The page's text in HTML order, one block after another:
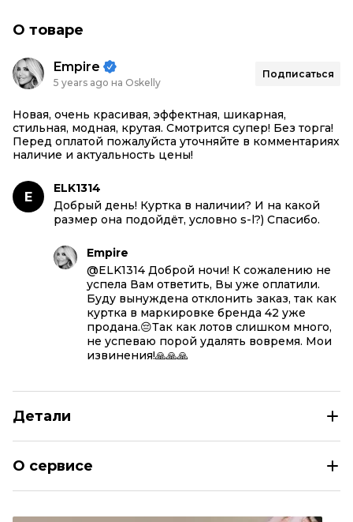
О товаре
Empire
5 years ago на Oskelly
Подписаться
Новая, очень красивая, эффектная, шикарная,
стильная, модная, крутая. Смотрится супер! Без торга!
Перед оплатой пожалуйста уточняйте в комментариях
наличие и актуальность цены!
E
ELK1314
Добрый день! Куртка в наличии? И на какой
размер она подойдёт, условно s-l?) Спасибо.
Empire
@ELK1314 Доброй ночи! К сожалению не
успела Вам ответить, Вы уже оплатили.
Буду вынуждена отклонить заказ, так как
куртка в маркировке бренда 42 уже
продана.😔Так как лотов слишком много,
не успеваю порой удалять вовремя. Мои
извинения!🙏🙏🙏
Детали
О сервисе